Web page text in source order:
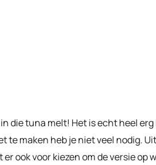
die tuna melt! Het is echt heel
te maken heb je niet veel nodig.
ook voor kiezen om de versie op